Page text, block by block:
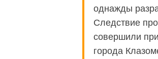
однажды
Следствие
совершили
города